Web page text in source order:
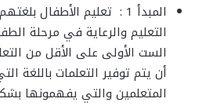
المبدأ 1 : تعليم الأطفال
التعليم والرعاية في مرحلة
الست الأولى على الأقل من
أن يتم توفير التعلمات باللغة
المتعلمين والتي يفهمونها